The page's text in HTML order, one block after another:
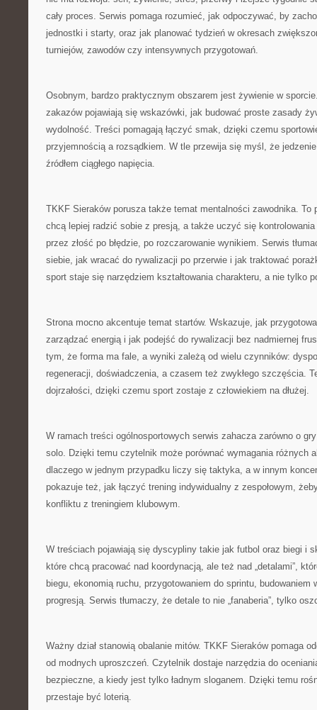
cały proces. Serwis pomaga rozumieć, jak odpoczywać, by
jednostki i starty, oraz jak planować tydzień w okresach
turniejów, zawodów czy intensywnych przygotowań.
Osobnym, bardzo praktycznym obszarem jest żywienie w
zakazów pojawiają się wskazówki, jak budować proste zasady
wydolność. Treści pomagają łączyć smak, dzięki czemu
przyjemnością a rozsądkiem. W tle przewija się myśl, że
źródłem ciągłego napięcia.
TKKF Sieraków porusza także temat mentalności zawodnika. To
chcą lepiej radzić sobie z presją, a także uczyć się
przez złość po błędzie, po rozczarowanie wynikiem. Serwis
siebie, jak wracać do rywalizacji po przerwie i jak traktować
sport staje się narzędziem kształtowania charakteru, a nie tylko
Strona mocno akcentuje temat startów. Wskazuje, jak
zarządzać energią i jak podejść do rywalizacji bez nadmiernej
tym, że forma ma fale, a wyniki zależą od wielu czynników:
regeneracji, doświadczenia, a czasem też zwykłego szczęścia.
dojrzałości, dzięki czemu sport zostaje z człowiekiem na dłużej.
W ramach treści ogólnosportowych serwis zahacza zarówno o
solo. Dzięki temu czytelnik może porównać wymagania różnych
dlaczego w jednym przypadku liczy się taktyka, a w innym
pokazuje też, jak łączyć trening indywidualny z zespołowym,
konfliktu z treningiem klubowym.
W treściach pojawiają się dyscypliny takie jak futbol oraz biegi i
które chcą pracować nad koordynacją, ale też nad „detalami”,
biegu, ekonomią ruchu, przygotowaniem do sprintu, budowaniem
progresją. Serwis tłumaczy, że detale to nie „fanaberia”, tylko
Ważny dział stanowią obalanie mitów. TKKF Sieraków pomaga
od modnych uproszczeń. Czytelnik dostaje narzędzia do
bezpieczne, a kiedy jest tylko ładnym sloganem. Dzięki temu
przestaje być loterią.